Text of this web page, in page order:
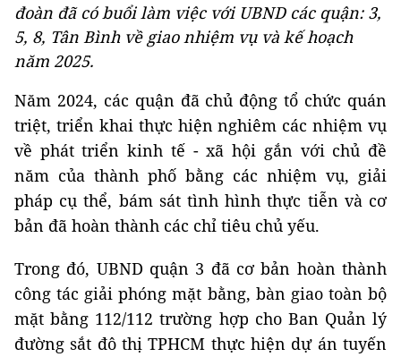
đoàn đã có buổi làm việc với UBND các quận: 3,
5, 8, Tân Bình về giao nhiệm vụ và kế hoạch
năm 2025.
Năm 2024, các quận đã chủ động tổ chức quán
triệt, triển khai thực hiện nghiêm các nhiệm vụ
về phát triển kinh tế - xã hội gắn với chủ đề
năm của thành phố bằng các nhiệm vụ, giải
pháp cụ thể, bám sát tình hình thực tiễn và cơ
bản đã hoàn thành các chỉ tiêu chủ yếu.
Trong đó, UBND quận 3 đã cơ bản hoàn thành
công tác giải phóng mặt bằng, bàn giao toàn bộ
mặt bằng 112/112 trường hợp cho Ban Quản lý
đường sắt đô thị TPHCM thực hiện dự án tuyến